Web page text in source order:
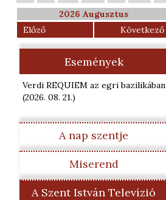
2026 Augusztus
Előző
Következő
Események
Verdi REQUIEM az egri bazilikában
(2026. 08. 21.)
A nap szentje
Miserend
A Szent István Televízió